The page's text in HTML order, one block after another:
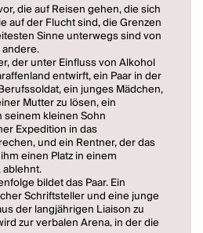
die auf Reisen gehen, die sich
auf der Flucht sind, die Grenzen
Sinne unterwegs sind von
der unter Einfluss von Alkohol
entwirft, ein Paar in der
ein junges Mädchen,
Mutter zu lösen, ein
seinem kleinen Sohn
Expedition in das
und ein Rentner, der das
einen Platz in einem
bildet das Paar. Ein
Schriftsteller und eine junge
der langjährigen Liaison zu
zur verbalen Arena, in der die